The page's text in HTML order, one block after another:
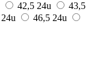
42,5 24u
43,5
24u 46,5 24u